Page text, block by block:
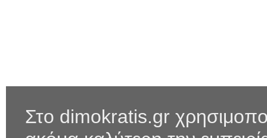
Στο dimokratis.gr